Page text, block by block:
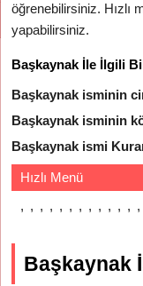
öğrenebilirsiniz. Hızlı
yapabilirsiniz.
Başkaynak İle İlgili
Başkaynak isminin
Başkaynak isminin
Başkaynak ismi
Hızlı Menü
Başkaynak